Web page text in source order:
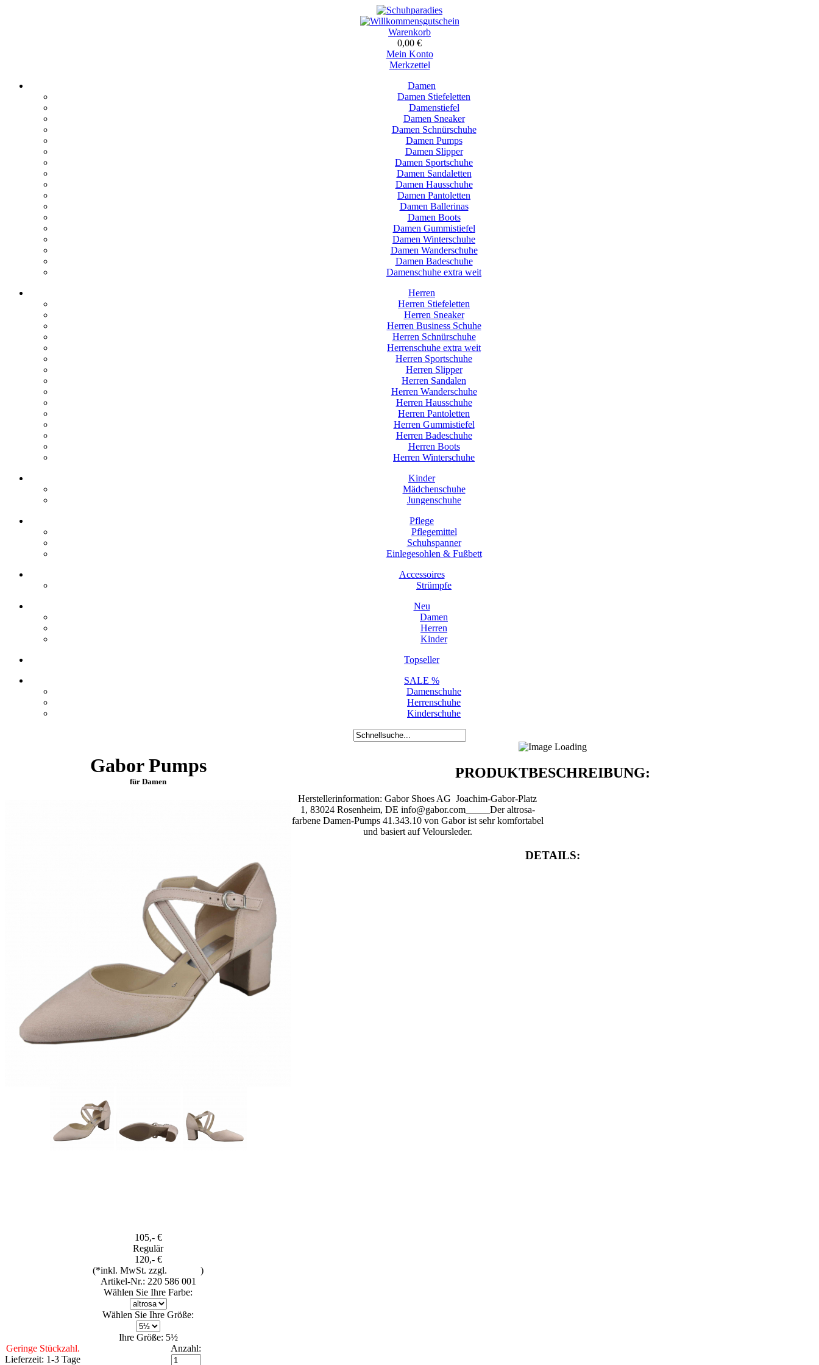
Warenkorb
0,00 €
Mein Konto
Merkzettel
Damen
Damen Stiefeletten
Damenstiefel
Damen Sneaker
Damen Schnürschuhe
Damen Pumps
Damen Slipper
Damen Sportschuhe
Damen Sandaletten
Damen Hausschuhe
Damen Pantoletten
Damen Ballerinas
Damen Boots
Damen Gummistiefel
Damen Winterschuhe
Damen Wanderschuhe
Damen Badeschuhe
Damenschuhe extra weit
Herren
Herren Stiefeletten
Herren Sneaker
Herren Business Schuhe
Herren Schnürschuhe
Herrenschuhe extra weit
Herren Sportschuhe
Herren Slipper
Herren Sandalen
Herren Wanderschuhe
Herren Hausschuhe
Herren Pantoletten
Herren Gummistiefel
Herren Badeschuhe
Herren Boots
Herren Winterschuhe
Kinder
Mädchenschuhe
Jungenschuhe
Pflege
Pflegemittel
Schuhspanner
Einlegesohlen & Fußbett
Accessoires
Strümpfe
Neu
Damen
Herren
Kinder
Topseller
SALE %
Damenschuhe
Herrenschuhe
Kinderschuhe
Gabor Pumps
für Damen
105,- €
Regulär
120,- €
(*inkl. MwSt. zzgl.
)
Artikel-Nr.: 220 586 001
Wählen Sie Ihre Farbe:
Wählen Sie Ihre Größe:
Ihre Größe: 5½
Geringe Stückzahl.
Lieferzeit: 1-3 Tage
Anzahl:
PRODUKTBESCHREIBUNG:
Herstellerinformation: Gabor Shoes AG Joachim-Gabor-Platz
1, 83024 Rosenheim, DE info@gabor.com_____Der altrosa-
farbene Damen-Pumps 41.343.10 von Gabor ist sehr komfortabel
und basiert auf Veloursleder.
DETAILS: